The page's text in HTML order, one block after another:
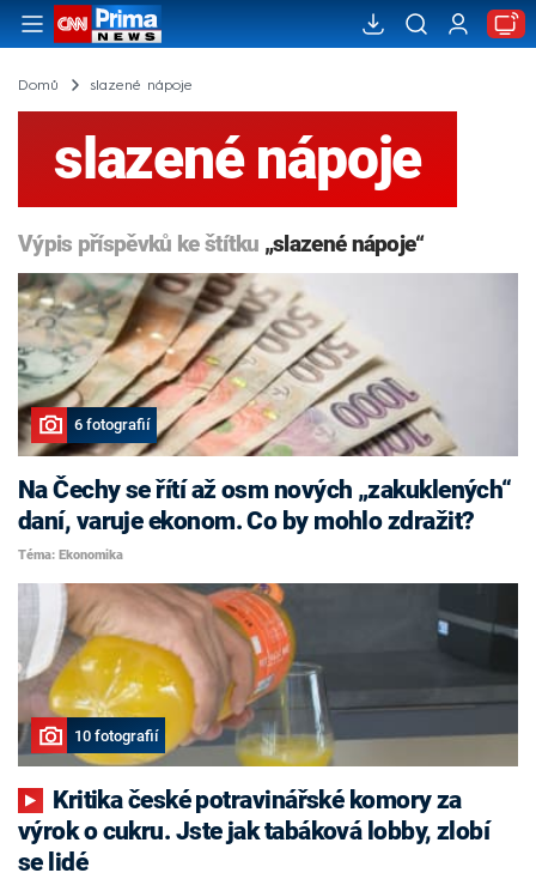
Domů slazené nápoje
slazené nápoje
Výpis příspěvků ke štítku „slazené nápoje“
6 fotografií
Na Čechy se řítí až osm nových „zakuklených“
daní, varuje ekonom. Co by mohlo zdražit?
Téma: Ekonomika
10 fotografií
výrok o cukru. Jste jak tabáková lobby, zlobí
se lidé